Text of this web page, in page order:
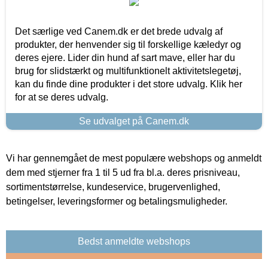
Det særlige ved Canem.dk er det brede udvalg af
produkter, der henvender sig til forskellige kæledyr og
deres ejere. Lider din hund af sart mave, eller har du
brug for slidstærkt og multifunktionelt aktivitetslegetøj,
kan du finde dine produkter i det store udvalg. Klik her
for at se deres udvalg.
Se udvalget på Canem.dk
Vi har gennemgået de mest populære webshops og anmeldt
dem med stjerner fra 1 til 5 ud fra bl.a. deres prisniveau,
sortimentstørrelse, kundeservice, brugervenlighed,
betingelser, leveringsformer og betalingsmuligheder.
Bedst anmeldte webshops